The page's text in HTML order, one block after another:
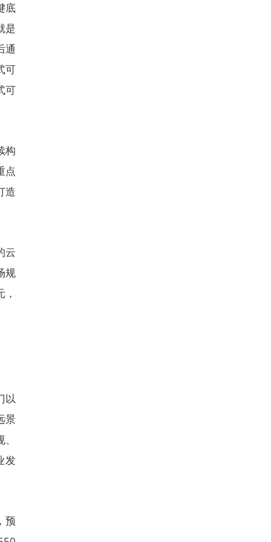
底
是
通
可
可
构
点
造
云
规
以
景
发
预